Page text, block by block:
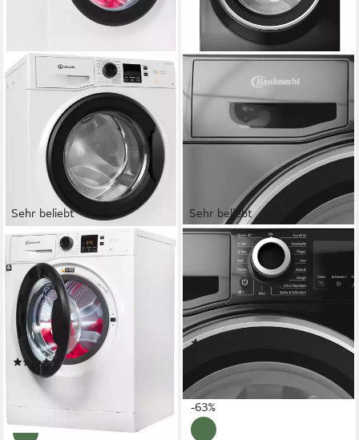
Sehr beliebt
BAUKNECHT
Waschmaschine Super Eco
845 A
8 kg Kapazität Waschen
76 dB(A)
Betriebsgeräusch
1400 U/min
Schleuderdrehzahl
Produktdatenblatt
(2072)
369,00 € UVP
18,33 €
-64%
Sehr beliebt
BAUKNECHT
Waschmaschine W8 S6300 A
Kapazität Waschen
76 dB(A) Betriebsgeräusch
1400 U/min Schleuderdrehzahl
Produktdatenblatt
nur bis Dienstag
17,63 € mtl. in 24 Raten
-63%